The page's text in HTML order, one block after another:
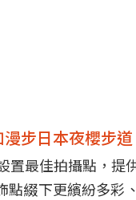
步日本夜櫻步道
置最佳拍攝點，提
點綴下更繽紛多彩